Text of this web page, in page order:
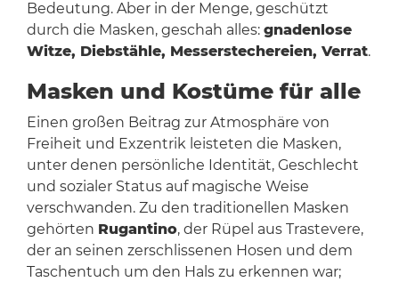
Bedeutung. Aber in der Menge, geschützt
durch die Masken, geschah alles: gnadenlose
Witze, Diebstähle, Messerstechereien, Verrat.
Masken und Kostüme für alle
Einen großen Beitrag zur Atmosphäre von
Freiheit und Exzentrik leisteten die Masken,
unter denen persönliche Identität, Geschlecht
und sozialer Status auf magische Weise
verschwanden. Zu den traditionellen Masken
gehörten Rugantino, der Rüpel aus Trastevere,
der an seinen zerschlissenen Hosen und dem
Taschentuch um den Hals zu erkennen war;